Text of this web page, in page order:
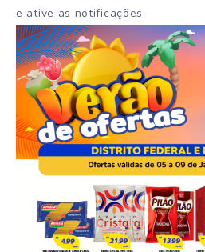
e ative as notificações.